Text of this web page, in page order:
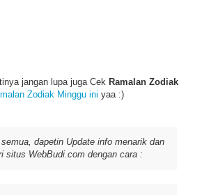
jangan lupa juga Cek Ramalan Zodiak
Zodiak Minggu ini yaa :)
dapetin Update info menarik dan
situs WebBudi.com dengan cara :